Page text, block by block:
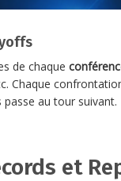
de chaque
Chaque
au tour suivant.
et